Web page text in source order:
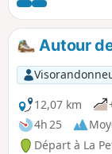
Autour
12,07 km
4h 25
Départ à La